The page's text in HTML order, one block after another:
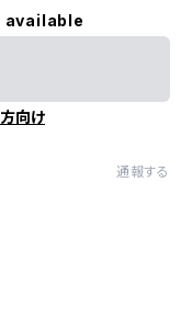
向け
通報する